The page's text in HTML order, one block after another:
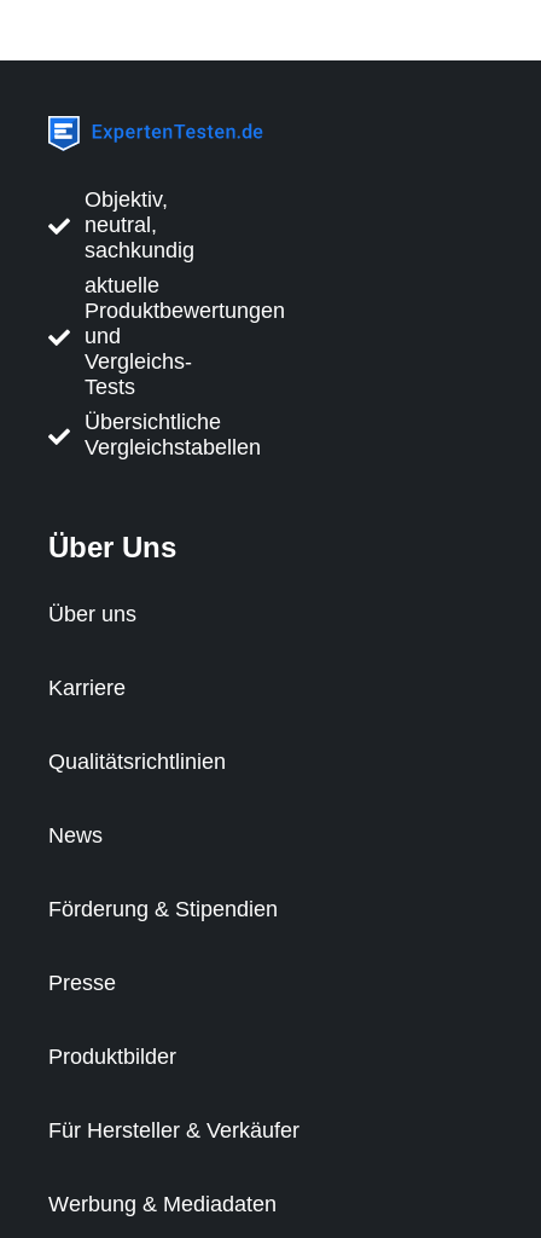
Objektiv,
neutral,
sachkundig
aktuelle
Produktbewertungen
und
Vergleichs-
Tests
Übersichtliche
Vergleichstabellen
Über Uns
Über uns
Karriere
Qualitätsrichtlinien
News
Förderung & Stipendien
Presse
Produktbilder
Für Hersteller & Verkäufer
Werbung & Mediadaten